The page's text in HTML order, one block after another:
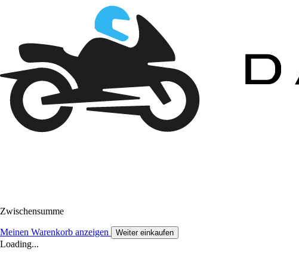
Zwischensumme
Meinen Warenkorb anzeigen Weiter einkaufen
Loading...